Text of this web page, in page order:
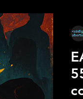
Quadrinhos